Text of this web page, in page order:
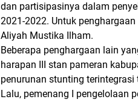
dan partisipasinya dalam
2021-2022. Untuk
Aliyah Mustika Ilham.
Beberapa penghargaan lain
harapan III stan pameran
penurunan stunting terintegrasi
Lalu, pemenang I pengelolaan